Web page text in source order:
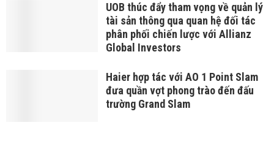
UOB thúc đẩy tham vọng về quản lý
tài sản thông qua quan hệ đối tác
phân phối chiến lược với Allianz
Global Investors
Haier hợp tác với AO 1 Point Slam
đưa quần vợt phong trào đến đấu
trường Grand Slam